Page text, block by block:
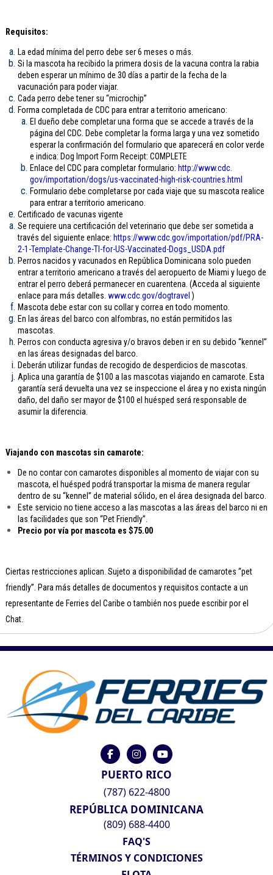
Requisitos:
La edad mínima del perro debe ser 6 meses o más.
Si la mascota ha recibido la primera dosis de la vacuna contra la rabia
deben esperar un mínimo de 30 días a partir de la fecha de la
vacunación para poder viajar.
Cada perro debe tener su “microchip”
Forma completada de CDC para entrar a territorio americano:
El dueño debe completar una forma que se accede a través de la
página del CDC. Debe completar la forma larga y una vez sometido
esperar la confirmación del formulario que aparecerá en color verde
e indica: Dog Import Form Receipt: COMPLETE
Enlace del CDC para completar formulario: http://www.cdc.
gov/importation/dogs/us-vaccinated-high-risk-countries.html
Formulario debe completarse por cada viaje que su mascota realice
para entrar a territorio americano.
Certificado de vacunas vigente
Se requiere una certificación del veterinario que debe ser sometida a
través del siguiente enlace: https://www.cdc.gov/importation/pdf/PRA-
2-1-Template-Change-TI-for-US-Vaccinated-Dogs_USDA.pdf
Perros nacidos y vacunados en República Dominicana solo pueden
entrar a territorio americano a través del aeropuerto de Miami y luego de
entrar el perro deberá permanecer en cuarentena. (Acceda al siguiente
enlace para más detalles. www.cdc.gov/dogtravel )
Mascota debe estar con su collar y correa en todo momento.
En las áreas del barco con alfombras, no están permitidos las
mascotas.
Perros con conducta agresiva y/o bravos deben ir en su debido “kennel”
en las áreas designadas del barco.
Deberán utilizar fundas de recogido de desperdicios de mascotas.
Aplica una garantía de $100 a las mascotas viajando en camarote. Esta
garantía será devuelta una vez se inspeccione el área y no exista ningún
daño, del daño ser mayor de $100 el huésped será responsable de
asumir la diferencia.
Viajando con mascotas sin camarote:
De no contar con camarotes disponibles al momento de viajar con su
mascota, el huésped podrá transportar la misma de manera regular
dentro de su “kennel” de material sólido, en el área designada del barco.
Este servicio no tiene acceso a las mascotas a las áreas del barco ni en
las facilidades que son “Pet Friendly”.
Precio por vía por mascota es $75.00
Ciertas restricciones aplican. Sujeto a disponibilidad de camarotes “pet
friendly”. Para más detalles de documentos y requisitos contacte a un
representante de Ferries del Caribe o también nos puede escribir por el
Chat.
PUERTO RICO
(787) 622-4800
REPÚBLICA DOMINICANA
(809) 688-4400
FAQ'S
TÉRMINOS Y CONDICIONES